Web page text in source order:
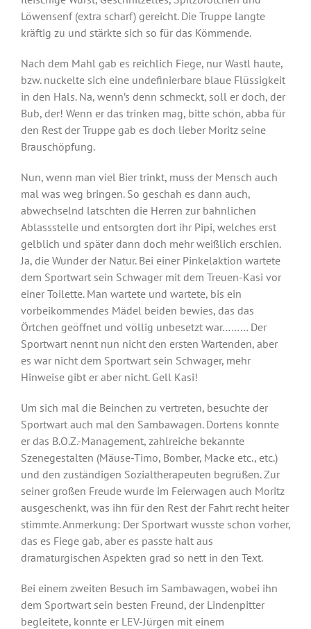
Löwensenf (extra scharf) gereicht. Die Truppe langte
kräftig zu und stärkte sich so für das Kömmende.
Nach dem Mahl gab es reichlich Fiege, nur Wastl haute,
bzw. nuckelte sich eine undefinierbare blaue Flüssigkeit
in den Hals. Na, wenn’s denn schmeckt, soll er doch, der
Bub, der! Wenn er das trinken mag, bitte schön, abba für
den Rest der Truppe gab es doch lieber Moritz seine
Brauschöpfung.
Nun, wenn man viel Bier trinkt, muss der Mensch auch
mal was weg bringen. So geschah es dann auch,
abwechselnd latschten die Herren zur bahnlichen
Ablassstelle und entsorgten dort ihr Pipi, welches erst
gelblich und später dann doch mehr weißlich erschien.
Ja, die Wunder der Natur. Bei einer Pinkelaktion wartete
dem Sportwart sein Schwager mit dem Treuen-Kasi vor
einer Toilette. Man wartete und wartete, bis ein
vorbeikommendes Mädel beiden bewies, das das
Örtchen geöffnet und völlig unbesetzt war……… Der
Sportwart nennt nun nicht den ersten Wartenden, aber
es war nicht dem Sportwart sein Schwager, mehr
Hinweise gibt er aber nicht. Gell Kasi!
Um sich mal die Beinchen zu vertreten, besuchte der
Sportwart auch mal den Sambawagen. Dortens konnte
er das B.O.Z.-Management, zahlreiche bekannte
Szenegestalten (Mäuse-Timo, Bomber, Macke etc., etc.)
und den zuständigen Sozialtherapeuten begrüßen. Zur
seiner großen Freude wurde im Feierwagen auch Moritz
ausgeschenkt, was ihn für den Rest der Fahrt recht heiter
stimmte. Anmerkung: Der Sportwart wusste schon vorher,
das es Fiege gab, aber es passte halt aus
dramaturgischen Aspekten grad so nett in den Text.
Bei einem zweiten Besuch im Sambawagen, wobei ihn
dem Sportwart sein besten Freund, der Lindenpitter
begleitete, konnte er LEV-Jürgen mit einem